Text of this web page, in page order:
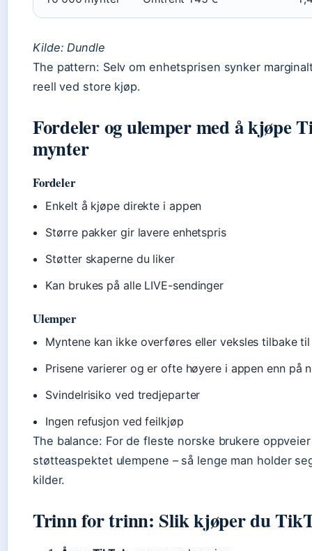
Kilde: Dundle
The pattern: Selv om enhetsprisen synker
reell ved store kjøp.
Fordeler og ulemper med å kjøpe
mynter
Fordeler
Enkelt å kjøpe direkte i appen
Større pakker gir lavere enhetspris
Støtter skaperne du liker
Kan brukes på alle LIVE-sendinger
Ulemper
Myntene kan ikke overføres eller veksles tilbake
Prisene varierer og er ofte høyere i appen enn på
Svindelrisiko ved tredjeparter
Ingen refusjon ved feilkjøp
The balance: For de fleste norske brukere
støtteaspektet ulempene – så lenge man holder
kilder.
Trinn for trinn: Slik kjøper du